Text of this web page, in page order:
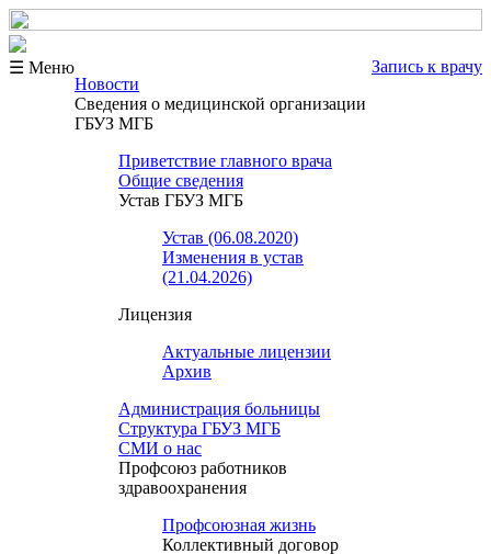
☰ Меню
Запись к врачу
Новости
Сведения о медицинской организации
ГБУЗ МГБ
Приветствие главного врача
Общие сведения
Устав ГБУЗ МГБ
Устав (06.08.2020)
Изменения в устав
(21.04.2026)
Лицензия
Актуальные лицензии
Архив
Администрация больницы
Структура ГБУЗ МГБ
СМИ о нас
Профсоюз работников
здравоохранения
Профсоюзная жизнь
Коллективный договор